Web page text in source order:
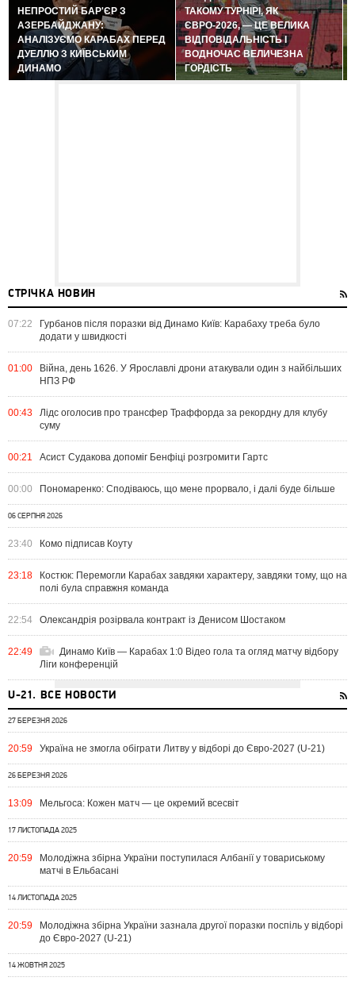
НЕПРОСТИЙ БАР'ЄР З
АЗЕРБАЙДЖАНУ:
АНАЛІЗУЄМО КАРАБАХ ПЕРЕД
ДУЕЛЛЮ З КИЇВСЬКИМ
ДИНАМО
ТАКОМУ ТУРНІРІ, ЯК
ЄВРО-2026, — ЦЕ ВЕЛИКА
ВІДПОВІДАЛЬНІСТЬ І
ВОДНОЧАС ВЕЛИЧЕЗНА
ГОРДІСТЬ
СТРІЧКА НОВИН
07:22
Гурбанов після поразки від Динамо Київ: Карабаху треба було
додати у швидкості
01:00
Війна, день 1626. У Ярославлі дрони атакували один з найбільших
НПЗ РФ
00:43
Лідс оголосив про трансфер Траффорда за рекордну для клубу
суму
00:21 Асист Судакова допоміг Бенфіці розгромити Гартс
00:00 Пономаренко: Сподіваюсь, що мене прорвало, і далі буде більше
06 СЕРПНЯ 2026
23:40 Комо підписав Коуту
23:18
Костюк: Перемогли Карабах завдяки характеру, завдяки тому, що на
полі була справжня команда
22:54 Олександрія розірвала контракт із Денисом Шостаком
22:49
Динамо Київ — Карабах 1:0 Відео гола та огляд матчу відбору
Ліги конференцій
U-21. ВСЕ НОВОСТИ
27 БЕРЕЗНЯ 2026
20:59 Україна не змогла обіграти Литву у відборі до Євро-2027 (U-21)
26 БЕРЕЗНЯ 2026
13:09 Мельгоса: Кожен матч — це окремий всесвіт
17 ЛИСТОПАДА 2025
20:59
Молодіжна збірна України поступилася Албанії у товариському
матчі в Ельбасані
14 ЛИСТОПАДА 2025
20:59
Молодіжна збірна України зазнала другої поразки поспіль у відборі
до Євро-2027 (U-21)
14 ЖОВТНЯ 2025